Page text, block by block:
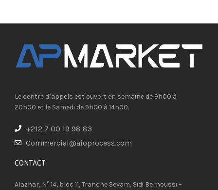
Le centre d’appels est ouvert en semaine de 9h00 à
20h00 et le Samedi de 9h00 à 14h00.
+212 7 00 19 98 83
Commercial@aioprocess.com
CONTACT​
Alazhar, N° 14, bloc 11, Tranche Sevam, Sidi Bernoussi –